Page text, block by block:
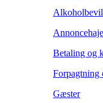
Betaling og
Forpagtning
Gæster